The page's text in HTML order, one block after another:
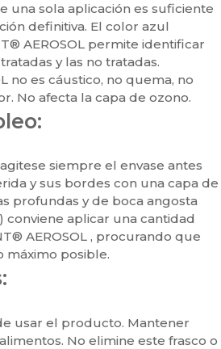
una sola aplicación es suficiente
definitiva. El color azul
AEROSOL permite identificar
y las no tratadas.
no es cáustico, no quema, no
No afecta la capa de ozono.
siempre el envase antes
y sus bordes con una capa de
profundas y de boca angosta
aplicar una cantidad
AEROSOL , procurando que
máximo posible.
usar el producto. Mantener
No elimine este frasco o